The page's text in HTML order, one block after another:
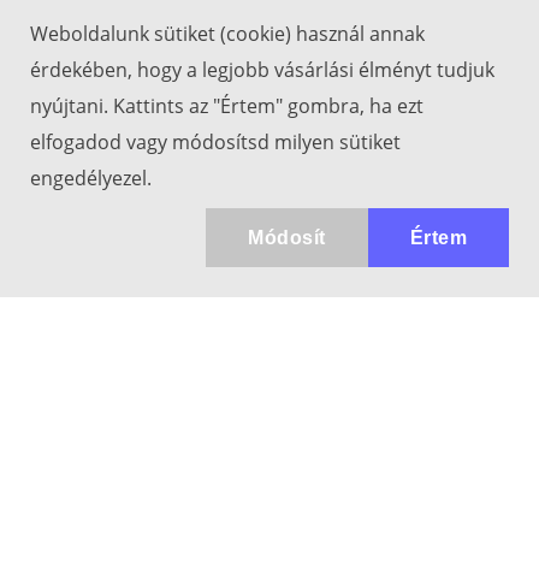
Weboldalunk sütiket (cookie) használ annak
érdekében, hogy a legjobb vásárlási élményt tudjuk
nyújtani. Kattints az "Értem" gombra, ha ezt
elfogadod vagy módosítsd milyen sütiket
engedélyezel.
Értem
Módosít